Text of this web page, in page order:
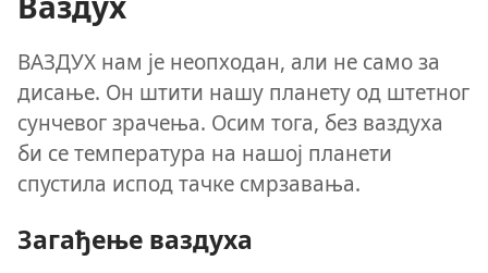
ВАЗДУХ нам је неопходан, али не само за
дисање. Он штити нашу планету од штетног
сунчевог зрачења. Осим тога, без ваздуха
би се температура на нашој планети
спустила испод тачке смрзавања.
Загађење ваздуха